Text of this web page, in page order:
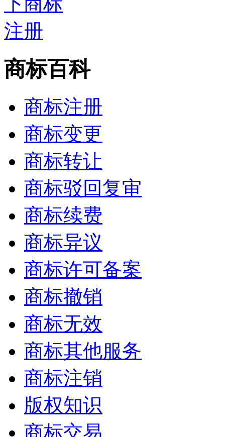
商标百科
商标注册
商标变更
商标转让
商标驳回复审
商标续费
商标异议
商标许可备案
商标撤销
商标无效
商标其他服务
商标注销
版权知识
商标交易